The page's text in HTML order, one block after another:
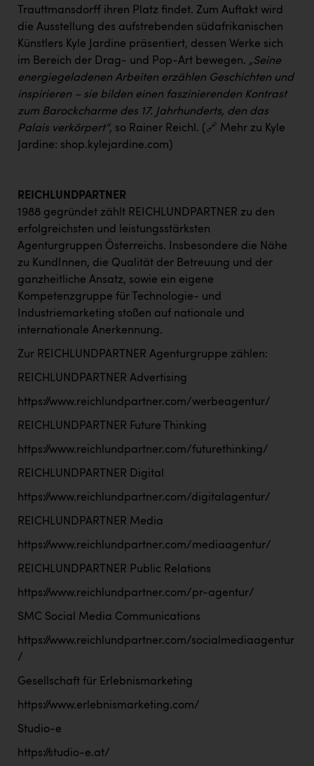
SCRI - Salzburg Cancer Research Institute
SCHMACHTL GmbH
Schwingshandl - automation technology gmbh
Seher + Partner
Smurfit Westrock Nettingsdorf
TCL
TRAILOMAT & Cycling Austria
VERITAS
Vier Diamanten
Wir besiegen Krebs
Wirtschaftskammer OÖ
ZGONC
ZULuft - Zukunft Luft Austria
z.l.ö.
Österreichisches Hebammengremium
Wirtschaftskammer OÖ Energiehandel
Dopgas
kunden basics
kontakt
Trauttmansdorff ihren Platz findet. Zum Auftakt wird
die Ausstellung des aufstrebenden südafrikanischen
Künstlers Kyle Jardine präsentiert, dessen Werke sich
im Bereich der Drag- und Pop-Art bewegen. „Seine
energiegeladenen Arbeiten erzählen Geschichten und
inspirieren – sie bilden einen faszinierenden Kontrast
zum Barockcharme des 17. Jahrhunderts, den das
Palais verkörpert“, so Rainer Reichl. (🔗 Mehr zu Kyle
Jardine: shop.kylejardine.com)
REICHLUNDPARTNER
1988 gegründet zählt REICHLUNDPARTNER zu den
erfolgreichsten und leistungsstärksten
Agenturgruppen Österreichs. Insbesondere die Nähe
zu KundInnen, die Qualität der Betreuung und der
ganzheitliche Ansatz, sowie ein eigene
Kompetenzgruppe für Technologie- und
Industriemarketing stoßen auf nationale und
internationale Anerkennung.
Zur REICHLUNDPARTNER Agenturgruppe zählen:
REICHLUNDPARTNER Advertising
https://www.reichlundpartner.com/werbeagentur/
REICHLUNDPARTNER Future Thinking
https://www.reichlundpartner.com/futurethinking/
REICHLUNDPARTNER Digital
https://www.reichlundpartner.com/digitalagentur/
REICHLUNDPARTNER Media
https://www.reichlundpartner.com/mediaagentur/
REICHLUNDPARTNER Public Relations
https://www.reichlundpartner.com/pr-agentur/
SMC Social Media Communications
https://www.reichlundpartner.com/socialmediaagentur
/
Gesellschaft für Erlebnismarketing
https://www.erlebnismarketing.com/
Studio-e
https://studio-e.at/